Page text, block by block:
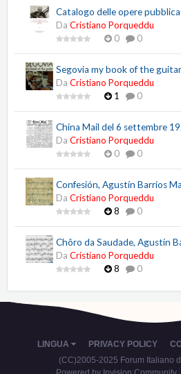
Catalogo delle opere
Da Cristiano Porqueddu
0
0
Segovia my book of the guitar
Da Cristiano Porqueddu
1
0
China Mail del 6 settembre
Da Cristiano Porqueddu
0
0
Confesión, Agustín Barrios
Da Cristiano Porqueddu
8
0
Chôro da Saudade, Agustín
Da Cristiano Porqueddu
8
0
LINGUA PRIVACY POLICY
(CC)2005-2025 Forum Italiano